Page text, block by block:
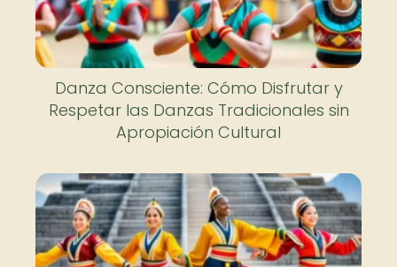
Danza Consciente: Cómo Disfrutar y
Respetar las Danzas Tradicionales sin
Apropiación Cultural